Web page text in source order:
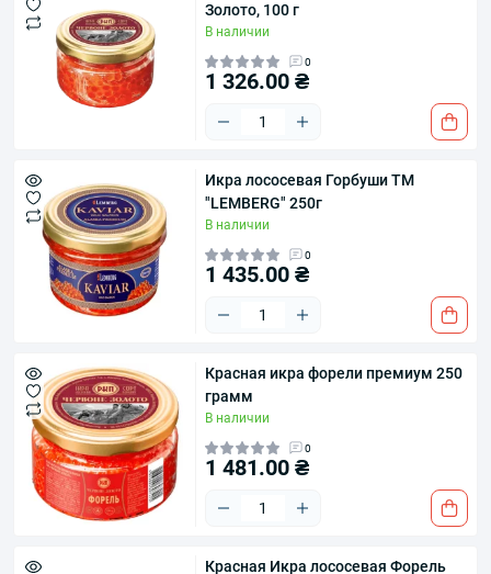
Золото, 100 г
В наличии
0
1 326.00 ₴
Икра лососевая Горбуши ТМ
"LEMBERG" 250г
В наличии
0
1 435.00 ₴
Красная икра форели премиум 250
грамм
В наличии
0
1 481.00 ₴
Красная Икра лососевая Форель